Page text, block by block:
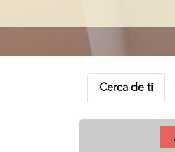
Cerca de ti